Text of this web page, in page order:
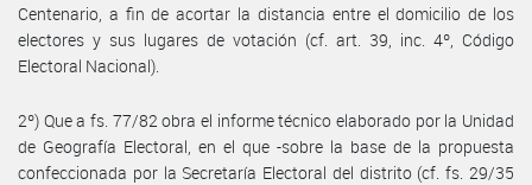
Centenario, a fin de acortar la distancia entre el domicilio de los
electores y sus lugares de votación (cf. art. 39, inc. 4º, Código
Electoral Nacional).
2º) Que a fs. 77/82 obra el informe técnico elaborado por la Unidad
de Geografía Electoral, en el que -sobre la base de la propuesta
confeccionada por la Secretaría Electoral del distrito (cf. fs. 29/35